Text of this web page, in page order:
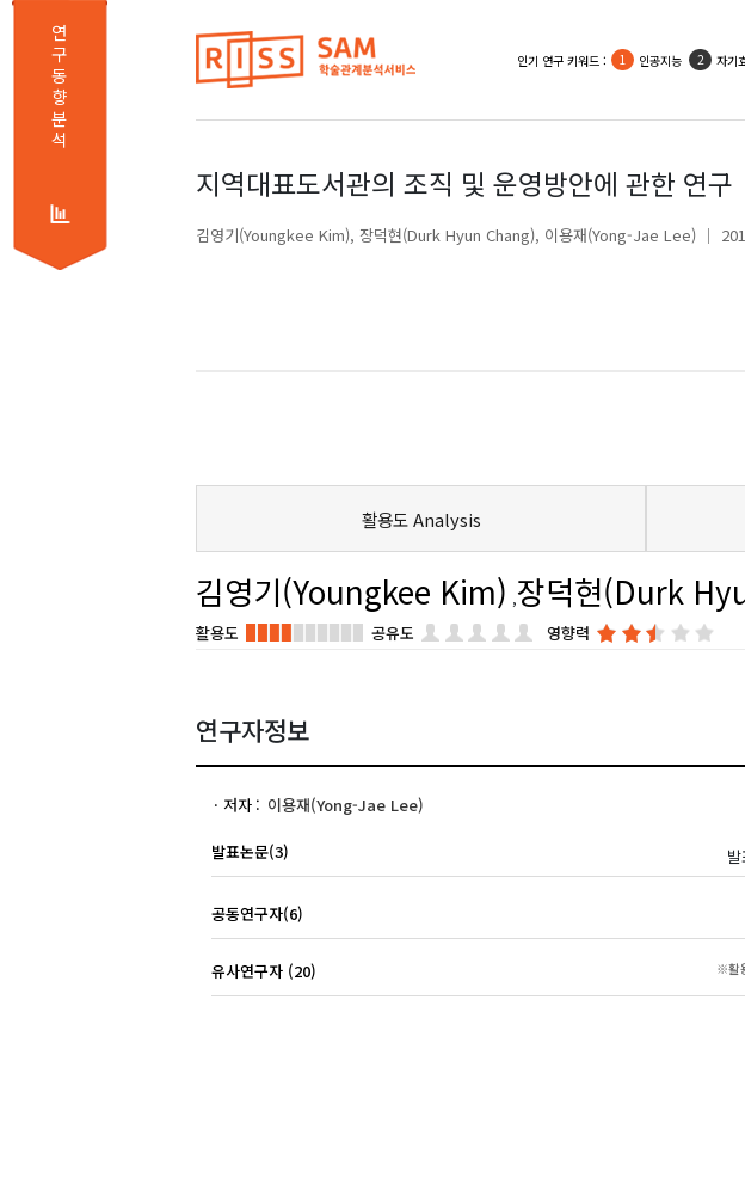
연
구
동
향
분
석
인기 연구 키워드 : 인공지능 자기
지역대표도서관의 조직 및 운영방안에 관한 연구
김영기(Youngkee Kim) 장덕현(Durk Hyun Chang) 이용재(Yong-Jae Lee)
활용도 Analysis
김영기(Youngkee Kim) 장덕현(Durk
활용도 공유도 영향력
연구자정보
저자 이용재(Yong-Jae Lee)
발표논문(3)
공동연구자(6)
유사연구자 (20) ※활